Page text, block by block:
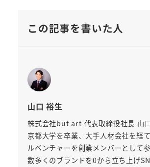
この記事を書いた人
山口 裕生
株式会社but art 代表取締役社長 山
京都大学を卒業、大手人材会社を経
ルベンチャーを創業メンバーとして参
数多くのブランドを0から立ち上げ